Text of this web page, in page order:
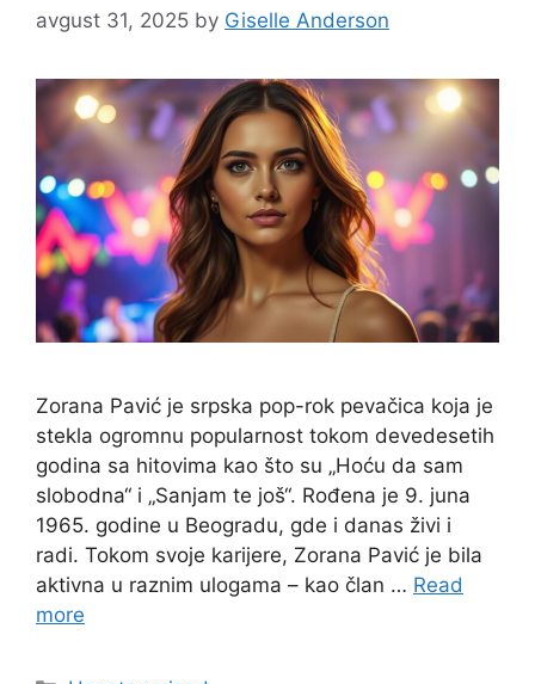
avgust 31, 2025 by Giselle Anderson
Zorana Pavić je srpska pop-rok pevačica koja je
stekla ogromnu popularnost tokom devedesetih
godina sa hitovima kao što su „Hoću da sam
slobodna“ i „Sanjam te još“. Rođena je 9. juna
1965. godine u Beogradu, gde i danas živi i
radi. Tokom svoje karijere, Zorana Pavić je bila
aktivna u raznim ulogama – kao član … Read
more